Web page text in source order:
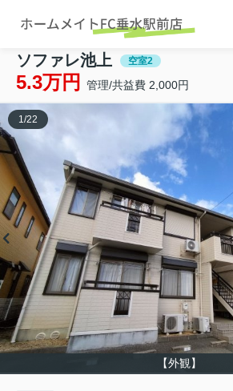
ソファレ池上 空室2
5.3万円 管理/共益費 2,000円
【外観】
1/22